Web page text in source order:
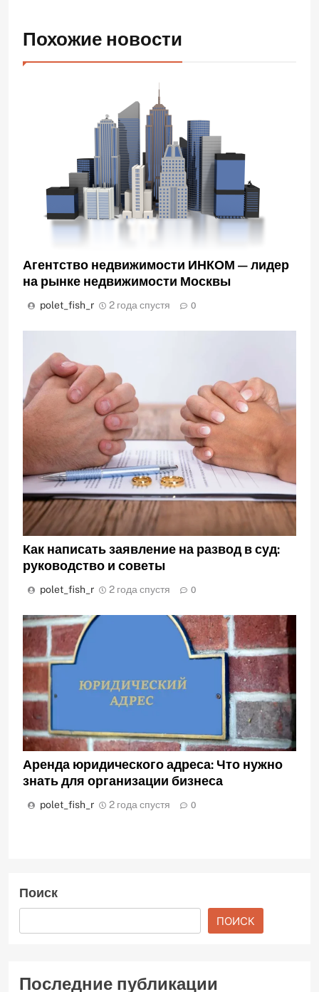
Похожие новости
Агентство недвижимости ИНКОМ — лидер
на рынке недвижимости Москвы
polet_fish_r 2 года спустя 0
Как написать заявление на развод в суд:
руководство и советы
polet_fish_r 2 года спустя 0
Аренда юридического адреса: Что нужно
знать для организации бизнеса
polet_fish_r 2 года спустя 0
Поиск
ПОИСК
Последние публикации